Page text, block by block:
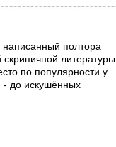
полтора
литературы.
по популярности у
- до искушённых